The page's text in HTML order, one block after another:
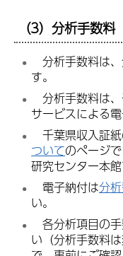
（3）分析手数料
分析手数料は
す。
分析手数料は
サービスによる
千葉県収入証
ついてのページ
研究センター本
電子納付は分
い。
各分析項目の
い（分析手数料